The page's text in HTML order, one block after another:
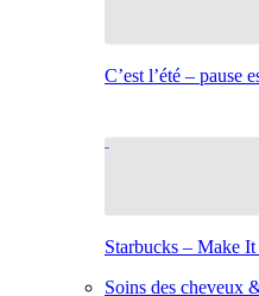
C’est l’été – pause
Starbucks – Make It
Soins des cheveux